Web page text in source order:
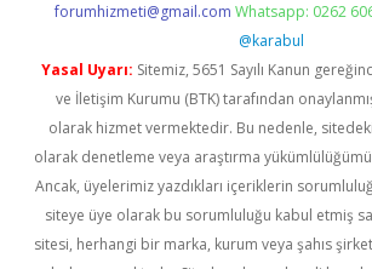
forumhizmeti@gmail.com Whatsapp: 0262
@karabul
Yasal Uyarı: Sitemiz, 5651 Sayılı Kanun
ve İletişim Kurumu (BTK) tarafından
olarak hizmet vermektedir. Bu nedenle,
olarak denetleme veya araştırma
Ancak, üyelerimiz yazdıkları içeriklerin
siteye üye olarak bu sorumluluğu kabul etmiş
sitesi, herhangi bir marka, kurum veya şahıs